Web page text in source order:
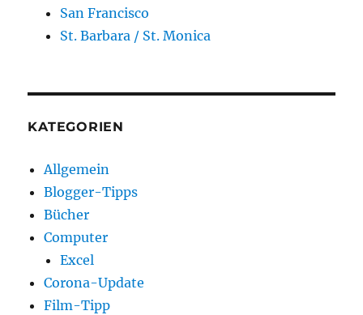
San Francisco
St. Barbara / St. Monica
KATEGORIEN
Allgemein
Blogger-Tipps
Bücher
Computer
Excel
Corona-Update
Film-Tipp